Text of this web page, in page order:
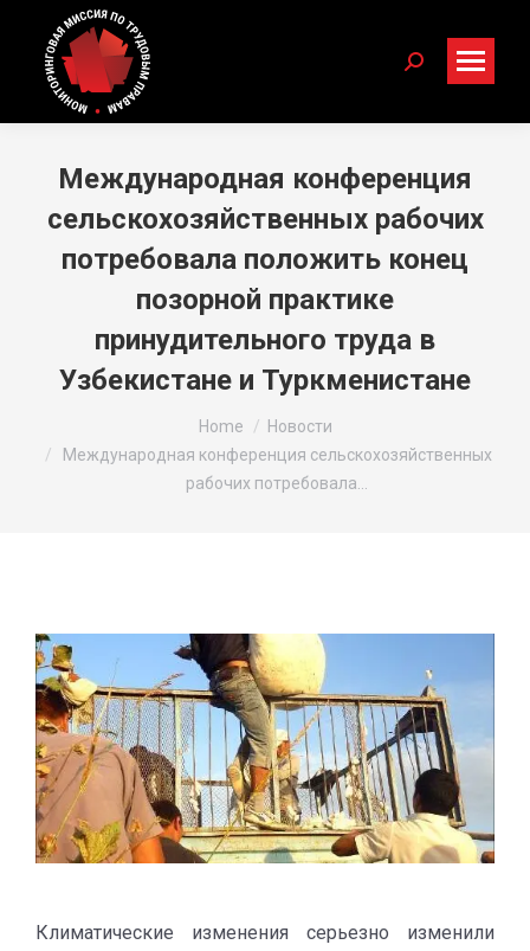
Search:
Международная конференция
сельскохозяйственных рабочих
потребовала положить конец
позорной практике
принудительного труда в
Узбекистане и Туркменистане
Home
Новости
Международная конференция сельскохозяйственных
рабочих потребовала…
Климатические изменения серьезно изменили